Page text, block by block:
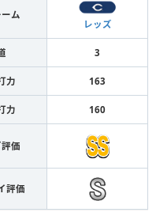
ム
レッズ
3
力 163
力 160
価
評価